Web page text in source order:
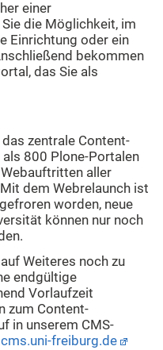
einer
die Möglichkeit, im
Einrichtung oder ein
bekommen
das Sie als
zentrale Content-
800 Plone-Portalen
aller
dem Webrelaunch ist
worden, neue
können nur noch
Weiteres noch zu
endgültige
Vorlaufzeit
zum Content-
in unserem CMS-
freiburg.de